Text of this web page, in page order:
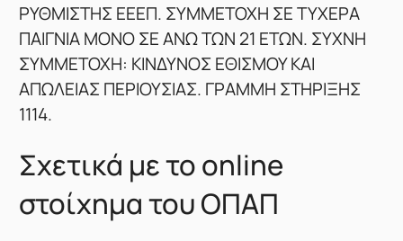
ΡΥΘΜΙΣΤΗΣ ΕΕΕΠ. ΣΥΜΜΕΤΟΧΗ ΣΕ ΤΥΧΕΡΑ
ΠΑΙΓΝΙΑ ΜΟΝΟ ΣΕ ΑΝΩ ΤΩΝ 21 ΕΤΩΝ. ΣΥΧΝΗ
ΣΥΜΜΕΤΟΧΗ: ΚΙΝΔΥΝΟΣ ΕΘΙΣΜΟΥ ΚΑΙ
ΑΠΩΛΕΙΑΣ ΠΕΡΙΟΥΣΙΑΣ. ΓΡΑΜΜΗ ΣΤΗΡΙΞΗΣ
1114.
Σχετικά με το online
στοίχημα του ΟΠΑΠ